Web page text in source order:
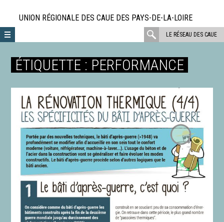
directement
au
contenu
UNION RÉGIONALE DES CAUE DES PAYS-DE-LA-LOIRE
LE RÉSEAU DES CAUE
rechercher
:
ÉTIQUETTE : PERFORMANCE